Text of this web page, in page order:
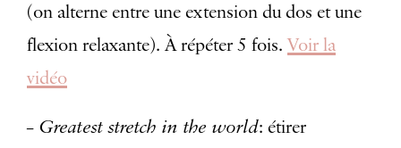
(on alterne entre une extension du dos et une
flexion relaxante). À répéter 5 fois. Voir la
vidéo
– Greatest stretch in the world: étirer